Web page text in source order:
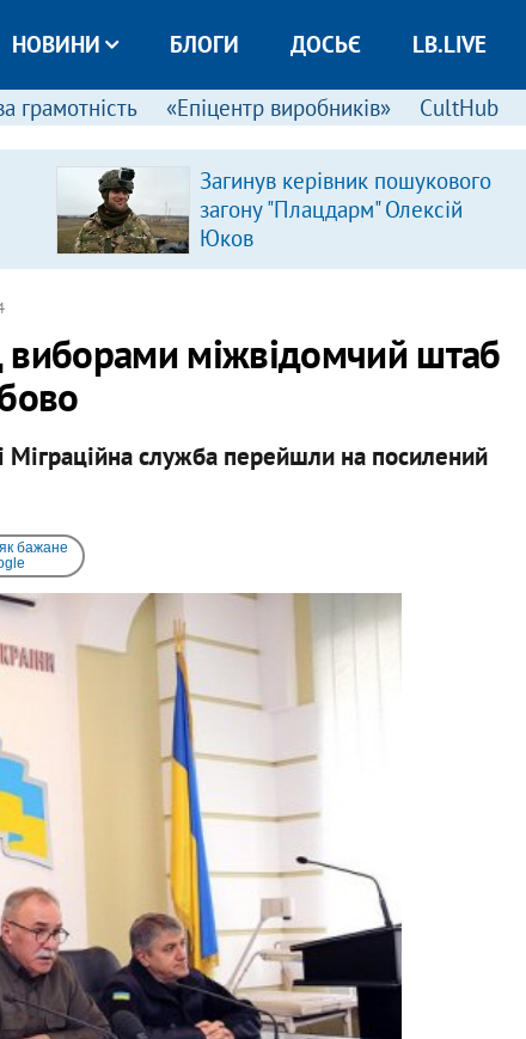
НОВИНИ БЛОГИ ДОСЬЄ LB.LIVE
грамотність «Епіцентр виробників» CultHub
Загинув керівник пошукового
загону "Плацдарм" Олексій
Юков
виборами міжвідомчий штаб
служба перейшли на посилений
бажане